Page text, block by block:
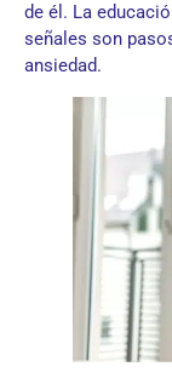
de él. La
señales son
ansiedad.